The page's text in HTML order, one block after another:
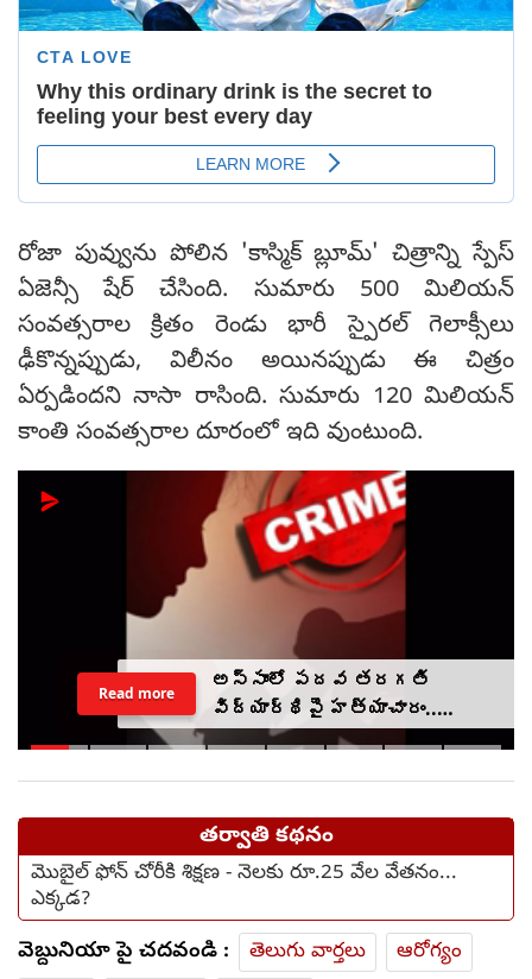
రోజా పువ్వును పోలిన 'కాస్మిక్ బ్లూమ్' చిత్రాన్ని స్పేస్
ఏజెన్సీ షేర్ చేసింది. సుమారు 500 మిలియన్
సంవత్సరాల క్రితం రెండు భారీ స్పైరల్ గెలాక్సీలు
ఢీకొన్నప్పుడు, విలీనం అయినప్పుడు ఈ చిత్రం
ఏర్పడిందని నాసా రాసింది. సుమారు 120 మిలియన్
కాంతి సంవత్సరాల దూరంలో ఇది వుంటుంది.
అస్సాంలో పదవ తరగతి
విద్యార్థిపై హత్యాచారం..
ఫంక్షన్‌కు వెళ్లిన తల్లి..
Read more
తర్వాతి కథనం
మొబైల్ ఫోన్ చోరీకి శిక్షణ - నెలకు రూ.25 వేల వేతనం...
ఎక్కడ?
వెబ్దునియా పై చదవండి : తెలుగు వార్తలు
ఆరోగ్యం